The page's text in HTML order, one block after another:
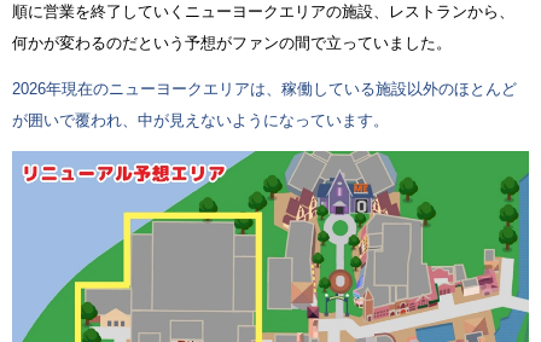
順に営業を終了していくニューヨークエリアの施設、レストランから、
何かが変わるのだという予想がファンの間で立っていました。
2026年現在のニューヨークエリアは、稼働している施設以外のほとんど
が囲いで覆われ、中が見えないようになっています。